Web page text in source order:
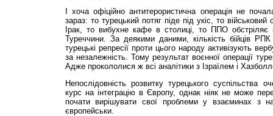
І хоча офіційно антитерористична операція не
зараз: то турецький потяг піде під укіс, то
Ірак, то вибухне кафе в столиці, то ППО обстріляє
Туреччини. За деякими даними, кількість бійців
турецькі репресії проти цього народу активізують
за незалежність. Тому результат воєнної операції
Адже прокололися ж всі аналітики з Ізраїлем і
Непослідовність розвитку турецького суспільства
курс на інтеграцію в Європу, однак ніяк не може
почати вирішувати свої проблеми у взаєминах з
європейськи.